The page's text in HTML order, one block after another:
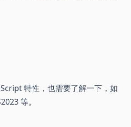
特性，也需要了解一下，如
等。